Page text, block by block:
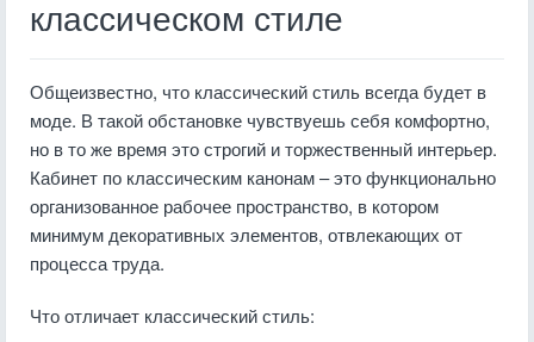
классическом стиле
Общеизвестно, что классический стиль всегда будет в
моде. В такой обстановке чувствуешь себя комфортно,
но в то же время это строгий и торжественный интерьер.
Кабинет по классическим канонам – это функционально
организованное рабочее пространство, в котором
минимум декоративных элементов, отвлекающих от
процесса труда.
Что отличает классический стиль: